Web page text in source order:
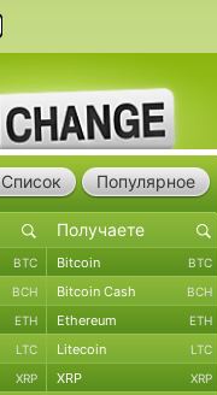
Список Популярное
BTC Bitcoin BTC
BCH Bitcoin Cash BCH
ETH Ethereum ETH
LTC Litecoin LTC
XRP XRP XRP